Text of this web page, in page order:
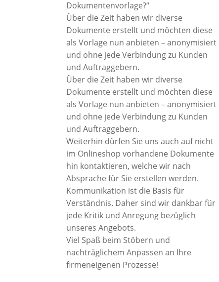
Dokumentenvorlage?“
Über die Zeit haben wir diverse
Dokumente erstellt und möchten diese
als Vorlage nun anbieten – anonymisiert
und ohne jede Verbindung zu Kunden
und Auftraggebern.
Über die Zeit haben wir diverse
Dokumente erstellt und möchten diese
als Vorlage nun anbieten – anonymisiert
und ohne jede Verbindung zu Kunden
und Auftraggebern.
Weiterhin dürfen Sie uns auch auf nicht
im Onlineshop vorhandene Dokumente
hin kontaktieren, welche wir nach
Absprache für Sie erstellen werden.
Kommunikation ist die Basis für
Verständnis. Daher sind wir dankbar für
jede Kritik und Anregung bezüglich
unseres Angebots.
Viel Spaß beim Stöbern und
nachträglichem Anpassen an Ihre
firmeneigenen Prozesse!